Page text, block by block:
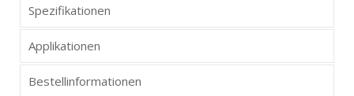
Spezifikationen
Applikationen
Bestellinformationen